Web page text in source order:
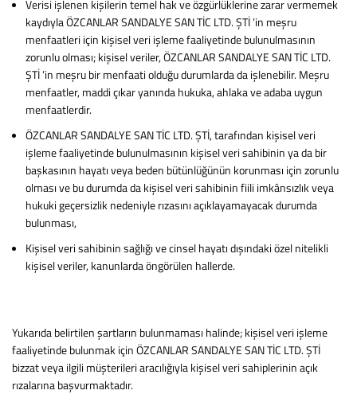
Verisi işlenen kişilerin temel hak ve özgürlüklerine zarar vermemek
kaydıyla ÖZCANLAR SANDALYE SAN TİC LTD. ŞTİ ’in meşru
menfaatleri için kişisel veri işleme faaliyetinde bulunulmasının
zorunlu olması; kişisel veriler, ÖZCANLAR SANDALYE SAN TİC LTD.
ŞTİ ’in meşru bir menfaati olduğu durumlarda da işlenebilir. Meşru
menfaatler, maddi çıkar yanında hukuka, ahlaka ve adaba uygun
menfaatlerdir.
ÖZCANLAR SANDALYE SAN TİC LTD. ŞTİ, tarafından kişisel veri
işleme faaliyetinde bulunulmasının kişisel veri sahibinin ya da bir
başkasının hayatı veya beden bütünlüğünün korunması için zorunlu
olması ve bu durumda da kişisel veri sahibinin fiili imkânsızlık veya
hukuki geçersizlik nedeniyle rızasını açıklayamayacak durumda
bulunması,
Kişisel veri sahibinin sağlığı ve cinsel hayatı dışındaki özel nitelikli
kişisel veriler, kanunlarda öngörülen hallerde.
Yukarıda belirtilen şartların bulunmaması halinde; kişisel veri işleme
faaliyetinde bulunmak için ÖZCANLAR SANDALYE SAN TİC LTD. ŞTİ
bizzat veya ilgili müşterileri aracılığıyla kişisel veri sahiplerinin açık
rızalarına başvurmaktadır.